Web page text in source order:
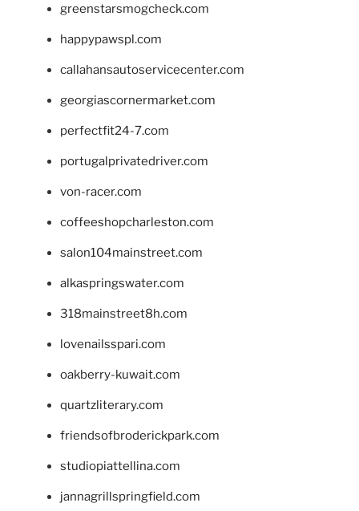
greenstarsmogcheck.com
happypawspl.com
callahansautoservicecenter.com
georgiascornermarket.com
perfectfit24-7.com
portugalprivatedriver.com
von-racer.com
coffeeshopcharleston.com
salon104mainstreet.com
alkaspringswater.com
318mainstreet8h.com
lovenailsspari.com
oakberry-kuwait.com
quartzliterary.com
friendsofbroderickpark.com
studiopiattellina.com
jannagrillspringfield.com